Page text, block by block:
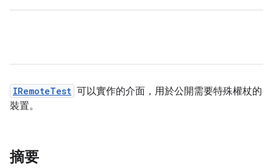
IRemoteTest 可以實作的介面，用於公開需要特殊權杖的
裝置。
摘要